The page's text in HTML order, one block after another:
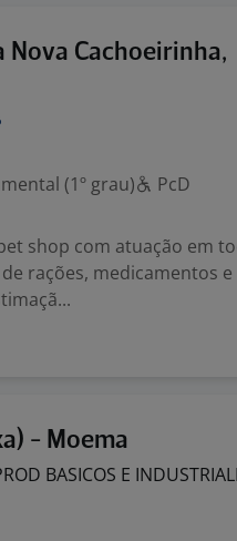
Nova Cachoeirinha,
(1º grau)
PcD
shop com atuação em
rações, medicamentos e
- Moema
BASICOS E